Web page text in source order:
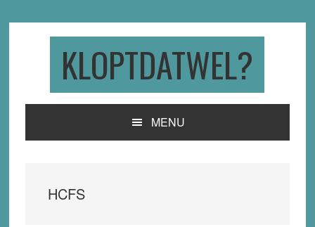
KLOPTDATWEL?
MENU
HCFS